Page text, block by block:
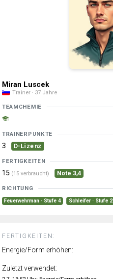
Miran Luscek
Trainer · 37 Jahre
TEAMCHEMIE
TRAINERPUNKTE
3 D-Lizenz
FERTIGKEITEN
15 (15 verbraucht) Note 3,4
RICHTUNG
Feuerwehrman · Stufe 4 Schleifer · Stufe 2
FERTIGKEITEN:
Energie/Form erhöhen:
Zuletzt verwendet: